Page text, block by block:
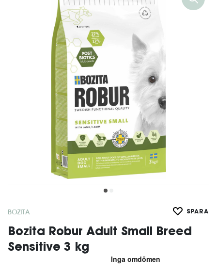
BOZITA SPARA
Bozita Robur Adult Small Breed
Sensitive 3 kg